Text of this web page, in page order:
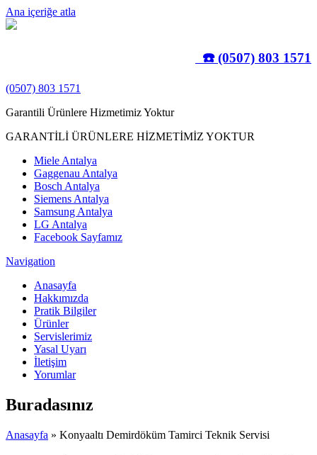
Ana içeriğe atla
☎️ (0507) 803 1571
(0507) 803 1571
Garantili Ürünlere Hizmetimiz Yoktur
GARANTİLİ ÜRÜNLERE HİZMETİMİZ YOKTUR
Miele Antalya
Gaggenau Antalya
Bosch Antalya
Siemens Antalya
Samsung Antalya
LG Antalya
Facebook Sayfamız
Navigation
Anasayfa
Hakkımızda
Pratik Bilgiler
Ürünler
Servislerimiz
Yasal Uyarı
İletişim
Yorumlar
Buradasınız
Anasayfa » Konyaaltı Demirdöküm Tamirci Teknik Servisi